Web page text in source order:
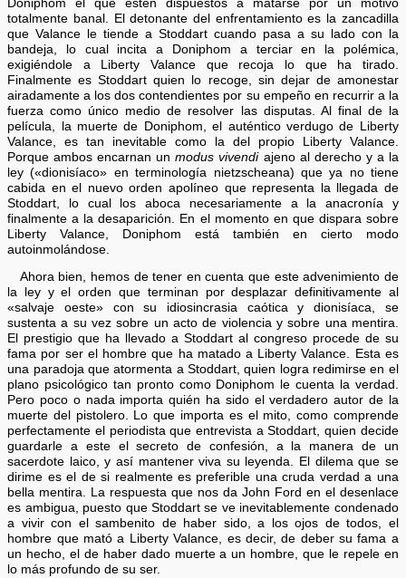
Doniphom el que estén dispuestos a matarse por un motivo
totalmente banal. El detonante del enfrentamiento es la zancadilla
que Valance le tiende a Stoddart cuando pasa a su lado con la
bandeja, lo cual incita a Doniphom a terciar en la polémica,
exigiéndole a Liberty Valance que recoja lo que ha tirado.
Finalmente es Stoddart quien lo recoge, sin dejar de amonestar
airadamente a los dos contendientes por su empeño en recurrir a la
fuerza como único medio de resolver las disputas. Al final de la
película, la muerte de Doniphom, el auténtico verdugo de Liberty
Valance, es tan inevitable como la del propio Liberty Valance.
Porque ambos encarnan unmodus vivendiajeno al derecho y a la
ley («dionisíaco» en terminología nietzscheana) que ya no tiene
cabida en el nuevo orden apolíneo que representa la llegada de
Stoddart, lo cual los aboca necesariamente a la anacronía y
finalmente a la desaparición. En el momento en que dispara sobre
Liberty Valance, Doniphom está también en cierto modo
autoinmolándose.
Ahora bien, hemos de tener en cuenta que este advenimiento de
la ley y el orden que terminan por desplazar definitivamente al
«salvaje oeste» con su idiosincrasia caótica y dionisíaca, se
sustenta a su vez sobre un acto de violencia y sobre una mentira.
El prestigio que ha llevado a Stoddart al congreso procede de su
fama por ser el hombre que ha matado a Liberty Valance. Esta es
una paradoja que atormenta a Stoddart, quien logra redimirse en el
plano psicológico tan pronto como Doniphom le cuenta la verdad.
Pero poco o nada importa quién ha sido el verdadero autor de la
muerte del pistolero. Lo que importa es el mito, como comprende
perfectamente el periodista que entrevista a Stoddart, quien decide
guardarle a este el secreto de confesión, a la manera de un
sacerdote laico, y así mantener viva su leyenda. El dilema que se
dirime es el de si realmente es preferible una cruda verdad a una
bella mentira. La respuesta que nos da John Ford en el desenlace
es ambigua, puesto que Stoddart se ve inevitablemente condenado
a vivir con el sambenito de haber sido, a los ojos de todos, el
hombre que mató a Liberty Valance, es decir, de deber su fama a
un hecho, el de haber dado muerte a un hombre, que le repele en
lo más profundo de su ser.